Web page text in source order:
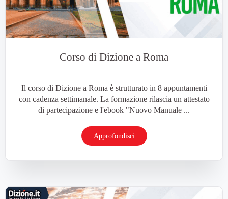
Corso di Dizione a Roma
Il corso di Dizione a Roma è strutturato in 8 appuntamenti
con cadenza settimanale. La formazione rilascia un attestato
di partecipazione e l'ebook "Nuovo Manuale ...
Approfondisci